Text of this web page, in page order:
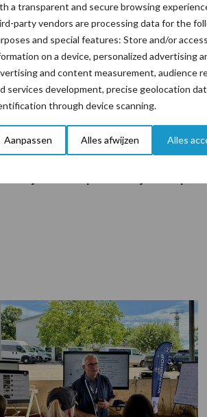
a transparent and secure browsing
party vendors are processing data for the
and special features: Store and/or access
on a device, personalized advertising
and content measurement, audience
services development, precise geolocation
through device scanning.
Aanpassen Alles afwijzen Alles
door de mais vroeger te zaaien. Dit
Vroeg zaaien zorgt niet perse
de mais dus altijd bij een
toebrengt.
je voor 1 oktober je vanggewas
advies op maat? Kijk dan op